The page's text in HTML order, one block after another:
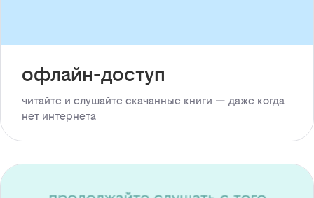
офлайн-доступ
читайте и слушайте скачанные книги — даже когда
нет интернета